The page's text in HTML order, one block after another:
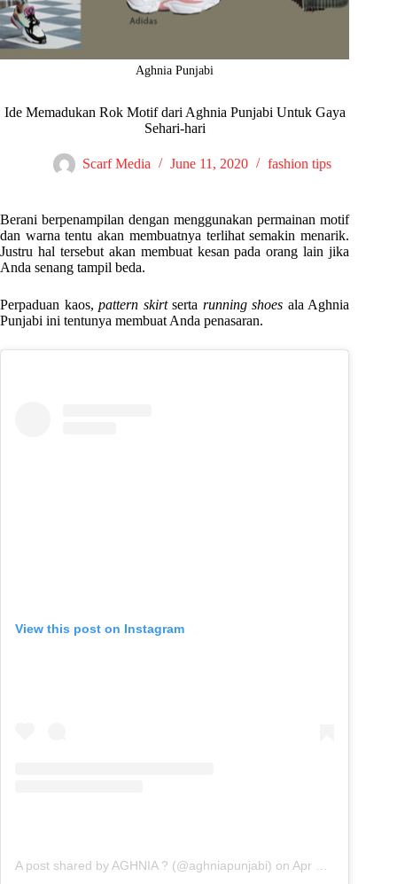
Aghnia Punjabi
Ide Memadukan Rok Motif dari Aghnia Punjabi Untuk Gaya
Sehari-hari
Scarf Media June 11, 2020 fashion tips
Berani berpenampilan dengan menggunakan permainan motif
dan warna tentu akan membuatnya terlihat semakin menarik.
Justru hal tersebut akan membuat kesan pada orang lain jika
Anda senang tampil beda.
Perpaduan kaos,pattern skirtserta running shoes ala Aghnia
Punjabi ini tentunya membuat Anda penasaran.
View this post on Instagram
A post shared by AGHNIA ? (@aghniapunjabi) on Apr 8, 2019 at 8:16pm PDT